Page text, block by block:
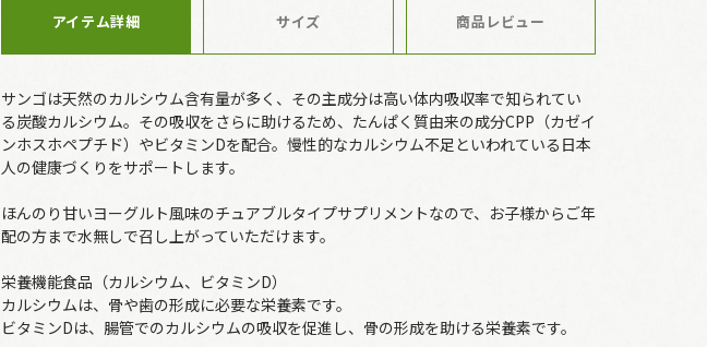
アイテム詳細 サイズ 商品レビュー
サンゴは天然のカルシウム含有量が多く、その主成分は高い体内吸収率で知られてい
る炭酸カルシウム。その吸収をさらに助けるため、たんぱく質由来の成分CPP（カゼイ
ンホスホペプチド）やビタミンDを配合。慢性的なカルシウム不足といわれている日本
人の健康づくりをサポートします。
ほんのり甘いヨーグルト風味のチュアブルタイプサプリメントなので、お子様からご年
配の方まで水無しで召し上がっていただけます。
栄養機能食品（カルシウム、ビタミンD）
カルシウムは、骨や歯の形成に必要な栄養素です。
ビタミンDは、腸管でのカルシウムの吸収を促進し、骨の形成を助ける栄養素です。